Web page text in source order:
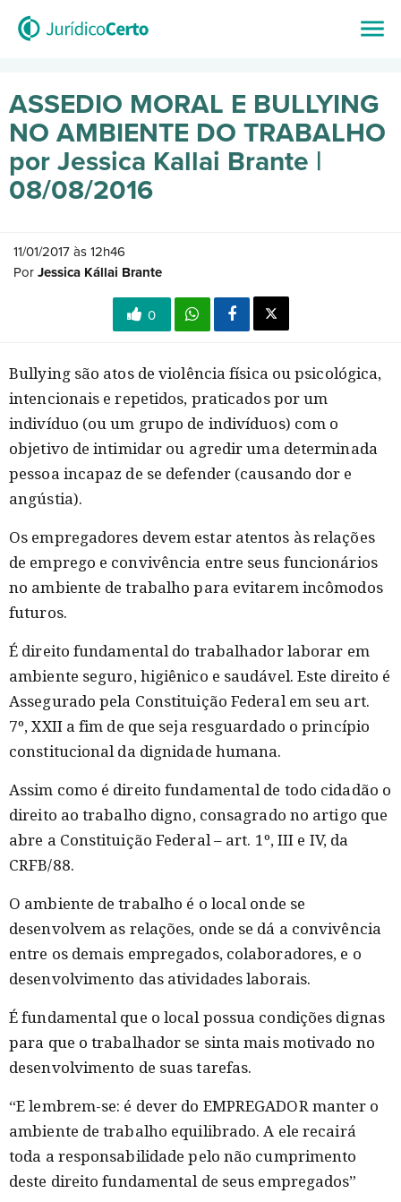
ASSEDIO MORAL E BULLYING
NO AMBIENTE DO TRABALHO
por Jessica Kallai Brante |
08/08/2016
11/01/2017 às 12h46
Por Jessica Kállai Brante
0
Bullying são atos de violência física ou psicológica,
intencionais e repetidos, praticados por um
indivíduo (ou um grupo de indivíduos) com o
objetivo de intimidar ou agredir uma determinada
pessoa incapaz de se defender (causando dor e
angústia).
Os empregadores devem estar atentos às relações
de emprego e convivência entre seus funcionários
no ambiente de trabalho para evitarem incômodos
futuros.
É direito fundamental do trabalhador laborar em
ambiente seguro, higiênico e saudável. Este direito é
Assegurado pela Constituição Federal em seu art.
7º, XXII a fim de que seja resguardado o princípio
constitucional da dignidade humana.
Assim como é direito fundamental de todo cidadão o
direito ao trabalho digno, consagrado no artigo que
abre a Constituição Federal – art. 1º, III e IV, da
CRFB/88.
O ambiente de trabalho é o local onde se
desenvolvem as relações, onde se dá a convivência
entre os demais empregados, colaboradores, e o
desenvolvimento das atividades laborais.
É fundamental que o local possua condições dignas
para que o trabalhador se sinta mais motivado no
desenvolvimento de suas tarefas.
“E lembrem-se: é dever do EMPREGADOR manter o
ambiente de trabalho equilibrado. A ele recairá
toda a responsabilidade pelo não cumprimento
deste direito fundamental de seus empregados”